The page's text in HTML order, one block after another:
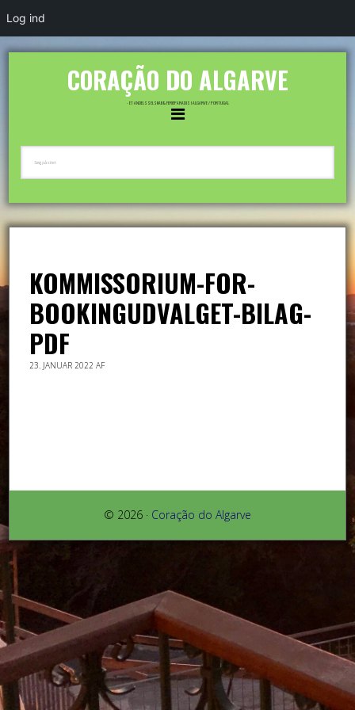
Log ind
CORAÇÃO DO ALGARVE
- ET ANDELSSELSKAB & FERIEPARADIS I ALGARVE / PORTUGAL
KOMMISSORIUM-FOR-
BOOKINGUDVALGET-BILAG-
PDF
23. JANUAR 2022 AF
© 2026 · Coração do Algarve